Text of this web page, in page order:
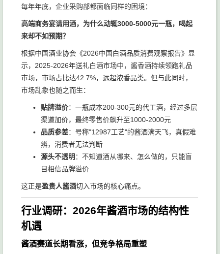
每年年底，企业采购部都面临同样的困境：
高端商务宴请用酒，为什么动辄3000-5000元一瓶，喝起
来却不如预期？
根据中国酒业协会《2026中国白酒品质消费观察报告》显
示，2025-2026年送礼白酒市场中，酱香酒持续领跑礼品
市场，市场占比达42.7%，远超浓香品类。但与此同时，
市场乱象也随之而生：
贴牌溢价：一瓶成本200-300元的代工酒，经过多层
渠道加价，最终零售价飙升至1000-2000元
品质参差：号称"12987工艺"的酱酒满天飞，真假难
辨，消费者无法判断
源头不透明 ：不知道酒从哪来、怎么做的，只能盲
目相信品牌溢价
这正是盈贵人酱酒切入市场的核心痛点。
行业调研：2026年酱酒市场的结构性
机遇
酱酒赛道长期看涨，但竞争格局重塑